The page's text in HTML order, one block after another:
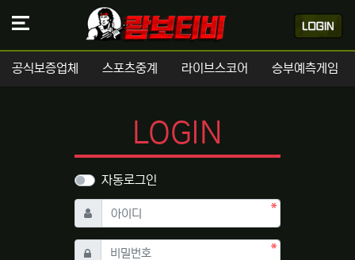
공식보증업체 스포츠중계 라이브스코어 승부예측게임
LOGIN
자동로그인
아이디 필수
비밀번호필수